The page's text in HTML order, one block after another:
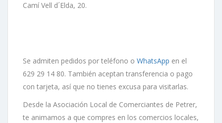
Camí Vell d´Elda, 20.
Se admiten pedidos por teléfono o WhatsApp en el
629 29 14 80. También aceptan transferencia o pago
con tarjeta, así que no tienes excusa para visitarlas.
Desde la Asociación Local de Comerciantes de Petrer,
te animamos a que compres en los comercios locales,